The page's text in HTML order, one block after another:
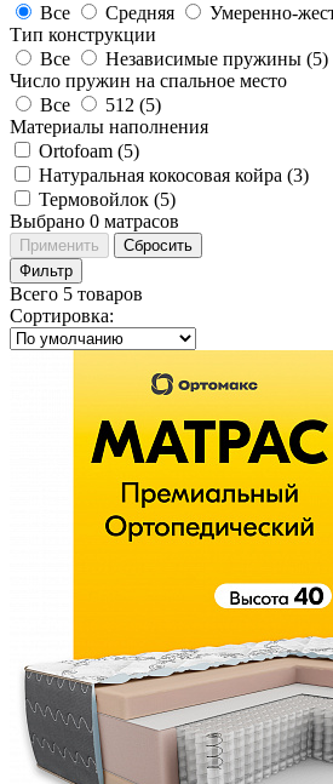
Все
Средняя
Умеренно-
Тип конструкции
Все
Независимые пружины (5)
Число пружин на спальное место
Все
512 (5)
Материалы наполнения
Ortofoam (5)
Натуральная кокосовая койра (3)
Термовойлок (5)
Выбрано 0 матрасов
Применить
Сбросить
Фильтр
Всего 5 товаров
Сортировка: